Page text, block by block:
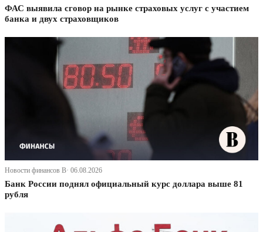
ФАС выявила сговор на рынке страховых услуг с участием
банка и двух страховщиков
Новости финансов В· 06.08.2026
Банк России поднял официальный курс доллара выше 81
рубля